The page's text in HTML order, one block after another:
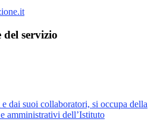
servizio
dai suoi collaboratori, si occupa della
amministrativi dell’Istituto